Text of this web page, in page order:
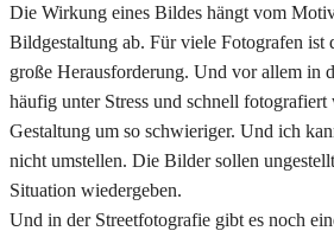
Die Wirkung eines Bildes hängt vom
Bildgestaltung ab. Für viele Fotografen ist
große Herausforderung. Und vor allem in
häufig unter Stress und schnell fotografiert
Gestaltung um so schwieriger. Und ich
nicht umstellen. Die Bilder sollen
Situation wiedergeben.
Und in der Streetfotografie gibt es noch